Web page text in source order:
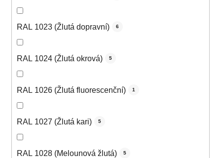
RAL 1023 (Žlutá dopravní) 6
RAL 1024 (Žlutá okrová) 5
RAL 1026 (Žlutá fluorescenční) 1
RAL 1027 (Žlutá kari) 5
RAL 1028 (Melounová žlutá) 5